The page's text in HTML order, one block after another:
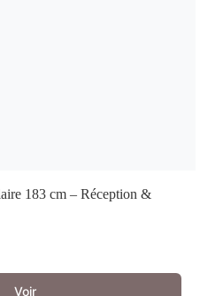
183 cm – Réception &
Voir